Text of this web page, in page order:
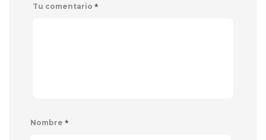
Tu comentario *
Nombre *